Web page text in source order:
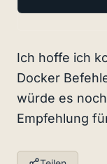
Ich hoffe ich
Docker
würde es
Empfehlung